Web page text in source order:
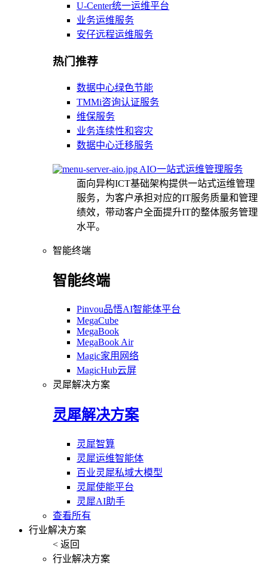
U-Center统一运维平台
业务运维服务
安仔远程运维服务
热门推荐
数据中心绿色节能
TMMi咨询认证服务
维保服务
业务连续性和容灾
数据中心迁移服务
AIO一站式运维管理服务
面向异构ICT基础架构提供一站式运维管理
服务，为客户承担对应的IT服务质量和管理
绩效，带动客户全面提升IT的整体服务管理
水平。
智能终端
智能终端
Pinvou品悟AI智能体平台
MegaCube
MegaBook
MegaBook Air
Magic家用网络
MagicHub云屏
灵犀解决方案
灵犀解决方案
灵犀智算
灵犀运维智能体
百业灵犀私域大模型
灵犀使能平台
灵犀AI助手
查看所有
行业解决方案
< 返回
行业解决方案